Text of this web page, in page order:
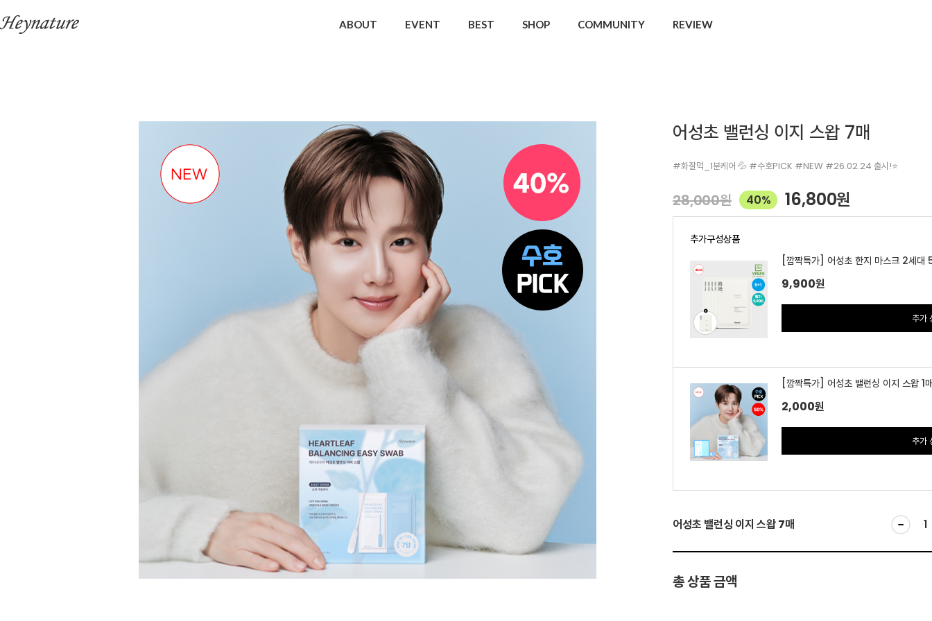
ABOUT EVENT BEST SHOP COMMUNITY REVIEW
어성초 밸런싱 이지 스왑 7매
#화잘먹_1분케어 💦 #수호PICK #NEW #26.02.24 출시!⭐
28,000원 40% 16,800원
추가구성상품
[깜짝특가] 어성초 한지 마스크 2세대
9,900원
추가
[깜짝특가] 어성초 밸런싱 이지 스왑 1
2,000원
추가
어성초 밸런싱 이지 스왑 7매
총 상품 금액